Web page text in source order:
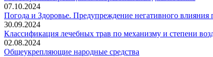
07.10.2024
Погода и Здоровье. Предупреждение негативного
30.09.2024
Классификация лечебных трав по механизму и степени
02.08.2024
Общеукрепляющие народные средства